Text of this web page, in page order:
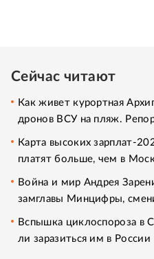
Сейчас читают
Как живет курортная
дронов ВСУ на пляж.
Карта высоких зарплат-
платят больше, чем в
Война и мир Андрея
замглавы Минцифры,
Вспышка циклоспороза в
ли заразиться им в России